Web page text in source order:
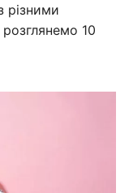
різними
10